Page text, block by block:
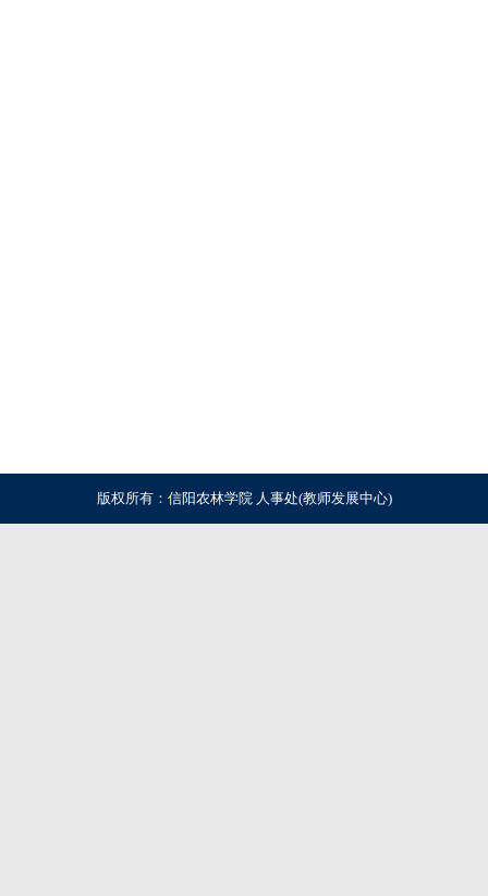
版权所有：信阳农林学院 人事处(教师发展中心)